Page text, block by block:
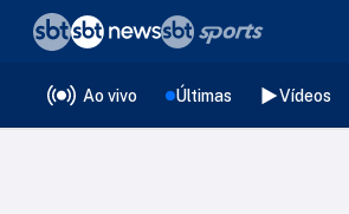
Ao vivo Últimas Vídeos
❮voltar
Editorias